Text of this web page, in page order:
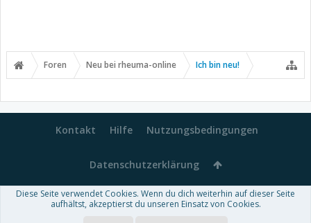
Foren Neu bei rheuma-online Ich bin neu!
Kontakt Hilfe Nutzungsbedingungen
Datenschutzerklärung
Forum software by XenForo™-Deutsch von xenDach
Diese Seite verwendet Cookies. Wenn du dich weiterhin auf dieser Seite
aufhältst, akzeptierst du unseren Einsatz von Cookies.